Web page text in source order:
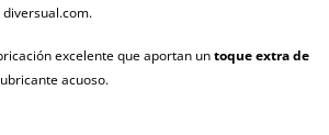
excelente que aportan untoque extra de
acuoso.